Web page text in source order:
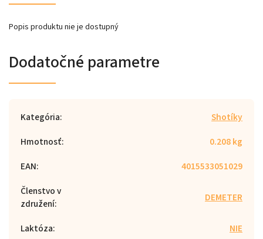
Popis produktu nie je dostupný
Dodatočné parametre
Kategória:
Shotíky
Hmotnosť:
0.208 kg
EAN:
4015533051029
Členstvo v
združení: DEMETER
Laktóza:
NIE